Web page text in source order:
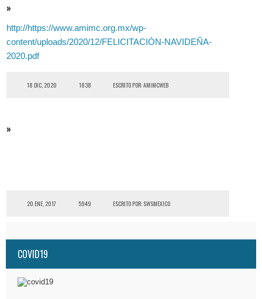
»
http://https://www.amimc.org.mx/wp-
content/uploads/2020/12/FELICITACIÓN-NAVIDEÑA-
2020.pdf
18 DIC, 2020 1838 ESCRITO POR: AMIMCWEB
»
20 ENE, 2017 5949 ESCRITO POR: SWSMEXICO
COVID19